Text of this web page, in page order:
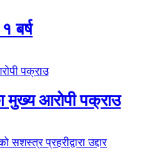
बर्ष
मुख्य आरोपी पक्राउ